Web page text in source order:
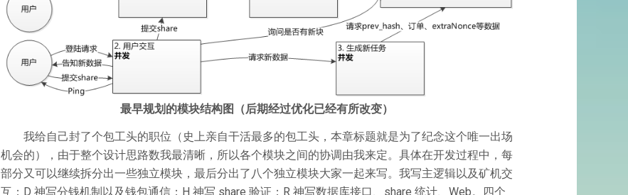
最早规划的模块结构图（后期经过优化已经有所改变）
我给自己封了个包工头的职位（史上亲自干活最多的包工头，本章标题就是为了纪念这个唯一出场
机会的），由于整个设计思路数我最清晰，所以各个模块之间的协调由我来定。具体在开发过程中，每
部分又可以继续拆分出一些独立模块，最后分出了八个独立模块大家一起来写。我写主逻辑以及矿机交
互；D 神写分钱机制以及钱包通信；H 神写 share 验证；R 神写数据库接口、share 统计、Web。四个